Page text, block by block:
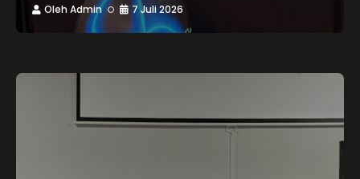
Oleh Admin 7 Juli 2026